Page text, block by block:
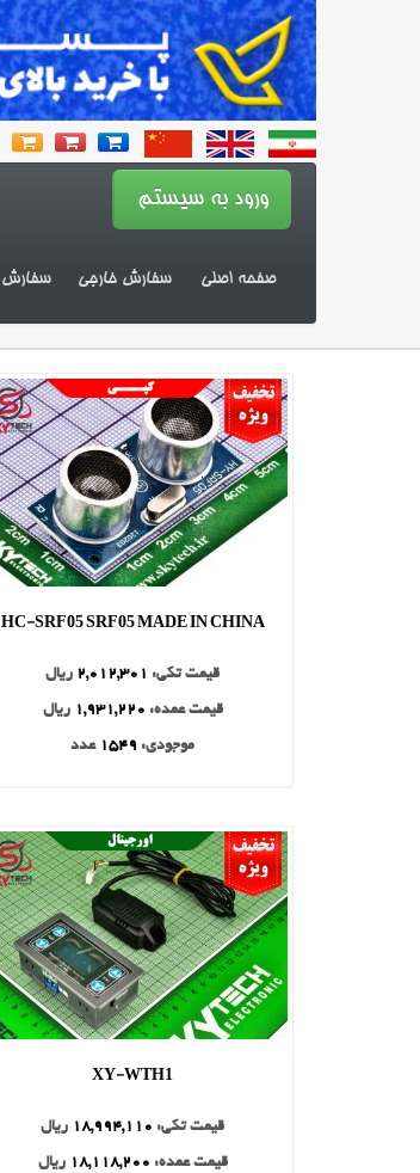
صفحه اصلی سفارش خارجی سفارش PCB
HC-SRF05 SRF05 MADE IN CHINA
قیمت تکی: 2,012,301 ریال
قیمت عمده: 1,931,220 ریال
موجودی: 1549 عدد
XY-WTH1
قیمت تکی: 18,994,110 ریال
قیمت عمده: 18,118,200 ریال